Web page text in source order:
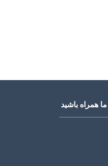
همراه باشید